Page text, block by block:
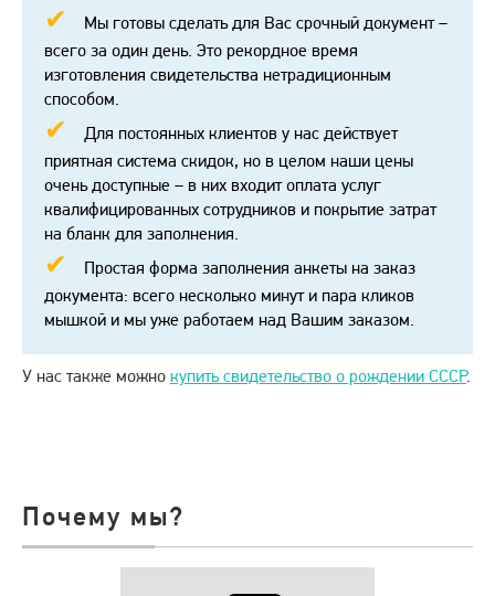
Мы готовы сделать для Вас срочный документ –
всего за один день. Это рекордное время
изготовления свидетельства нетрадиционным
способом.
Для постоянных клиентов у нас действует
приятная система скидок, но в целом наши цены
очень доступные – в них входит оплата услуг
квалифицированных сотрудников и покрытие затрат
на бланк для заполнения.
Простая форма заполнения анкеты на заказ
документа: всего несколько минут и пара кликов
мышкой и мы уже работаем над Вашим заказом.
У нас также можно купить свидетельство о рождении СССР.
Почему мы?